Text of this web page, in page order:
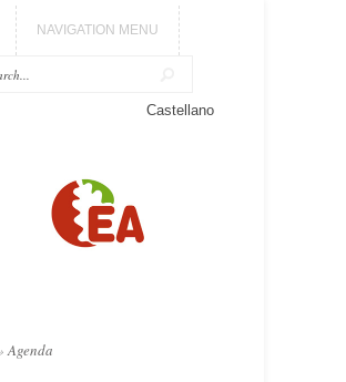
NAVIGATION MENU
Castellano
Agenda